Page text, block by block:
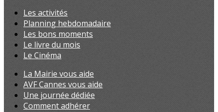
Les activités
Planning hebdomadaire
Les bons moments
Le livre du mois
Le Cinéma
La Mairie vous aide
AVF Cannes vous aide
Une journée dédiée
Comment adhérer